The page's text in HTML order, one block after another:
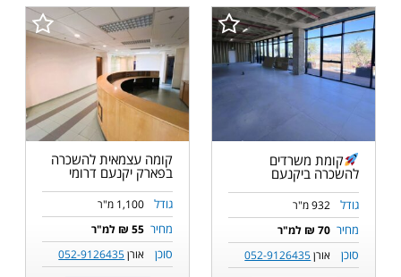
קומת משרדים
להשכרה ביקנעם
גודל 932 מ"ר
מחיר 70 ₪ למ"ר
סוכן אורן052-9126435
קומה עצמאית להשכרה
בפארק יקנעם דרומי
גודל 1,100 מ"ר
מחיר 55 ₪ למ"ר
סוכן אורן052-9126435